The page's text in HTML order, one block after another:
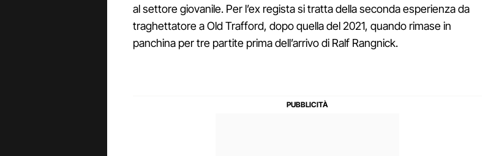
al settore giovanile. Per l’ex regista si tratta della seconda esperienza da
traghettatore a Old Trafford, dopo quella del 2021, quando rimase in
panchina per tre partite prima dell’arrivo di Ralf Rangnick.